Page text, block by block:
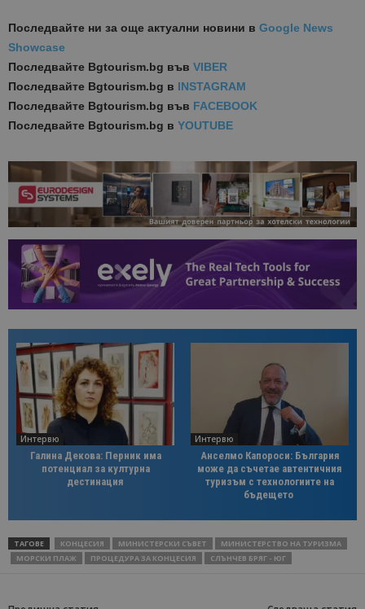
Последвайте ни за още актуални новини в Google News
Showcase
Последвайте Bgtourism.bg във VIBER
Последвайте Bgtourism.bg в INSTAGRAM
Последвайте Bgtourism.bg във FACEBOOK
Последвайте Bgtourism.bg в YOUTUBE
Интервю
Галина Декова: Перник има
потенциал за културна
дестинация
Интервю
Анселмо Капороси: България
може да съчетае автентичния
туризъм с технологиите на
бъдещето
ТАГОВЕ КОНЦЕСИЯ МИНИСТЕРСКИ СЪВЕТ
МИНИСТЕРСТВО НА ТУРИЗМА
МОРСКИ ПЛАЖ
ПРОЦЕДУРА ЗА КОНЦЕСИЯ СЛЪНЧЕВ БРЯГ - ЮГ